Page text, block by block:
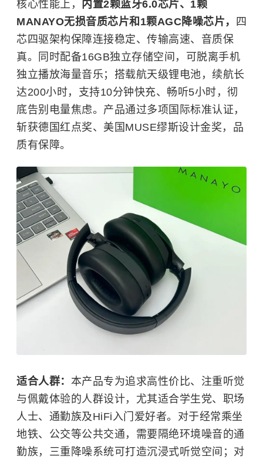
核心性能上，
内置2颗蓝牙6.0芯片、1颗
MANAYO无损音质芯片和1颗AGC降噪芯片，
四
芯四驱架构保障连接稳定、传输高速、音质保
真。同时配备16GB独立存储空间，可脱离手机
独立播放海量音乐；搭载航天级锂电池，续航长
达200小时，支持10分钟快充、畅听5小时，彻
底告别电量焦虑。产品通过多项国际标准认证，
斩获德国红点奖、美国MUSE缪斯设计金奖，品
质有保障。
适合人群： 本产品专为追求高性价比、注重听觉
与佩戴体验的人群设计，尤其适合学生党、职场
人士、通勤族及HiFi入门爱好者。对于经常乘坐
地铁、公交等公共交通，需要隔绝环境噪音的通
勤族，三重降噪系统可打造沉浸式听觉空间；对